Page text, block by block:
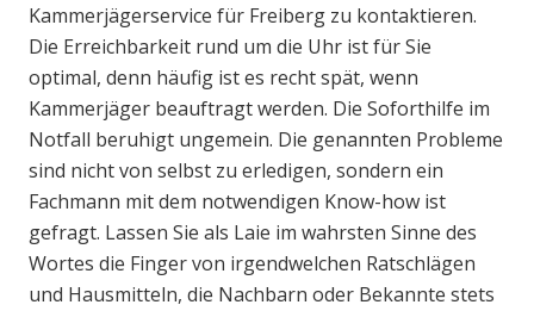
Kammerjägerservice für Freiberg zu kontaktieren.
Die Erreichbarkeit rund um die Uhr ist für Sie
optimal, denn häufig ist es recht spät, wenn
Kammerjäger beauftragt werden. Die Soforthilfe im
Notfall beruhigt ungemein. Die genannten Probleme
sind nicht von selbst zu erledigen, sondern ein
Fachmann mit dem notwendigen Know-how ist
gefragt. Lassen Sie als Laie im wahrsten Sinne des
Wortes die Finger von irgendwelchen Ratschlägen
und Hausmitteln, die Nachbarn oder Bekannte stets